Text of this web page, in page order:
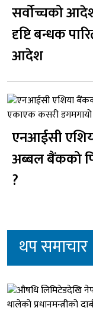
सर्वोच्चको
दृष्टि बन्धक
आदेश
एनआईसी
अब्बल बैंकको
?
थप समाचार